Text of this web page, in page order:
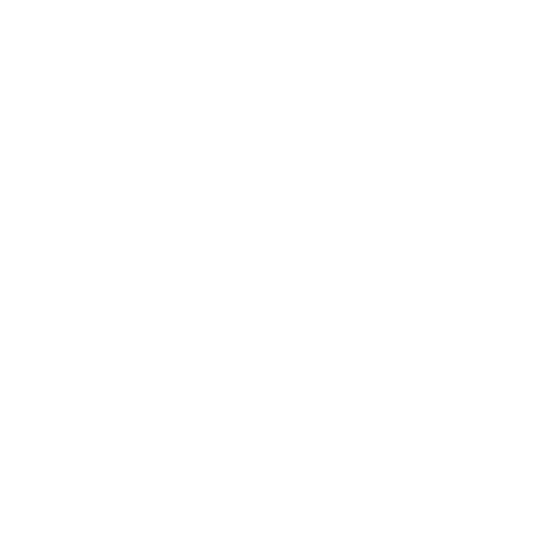
GT-G3812, GT-G3818, GT-G3858, GT-G3868V, GT-G7102, GT-
GT-I5700L, GT-I5800, GT-I5800L, GT-I5801, GT-I6210, GT-I6220,
GT-I8000H, GT-I8000L, GT-I8000N, GT-I8000T, GT-I8000U, GT-
GT-i8262D, GT-i8262E, GT-i8262L, GT-I8268, GT-I8320, GT-
GT-I8910, GT-I8910H, GT-I8910U, GT-I9000, GT-I9000B, GT-
GT-I9060C, GT-I9060I, GT-i9060L, GT-I9060M, GT-i9063T, GT-
GT-I9105P, GT-I9108, GT-i9128, GT-I9150, GT-I9152, GT-I9188,
GT-I9230, GT-I9235, GT-I9250, GT-I9295, GT-i9300, GT-I9300I,
GT-I9515L, GT-M1360, GT-M2310, GT-M2510, GT-M2510C, GT-
M3510C, GT-M3510L, GT-M3710, GT-M5650, GT-M5650C, GT-
GT-M8800H, GT-M8800J, GT-M8800L, GT-M8800N, GT-M8910,
P1000T, GT-P1010, GT-P1013, GT-P3100, GT-P5210, GT-P5220, GT-
GT-S3110, GT-S3110C, GT-S3310, GT-S3310C, GT-S3310I, GT-
GT-S3550, GT-S3550C, GT-S3550L, GT-S3550M, GT-S3600, GT-
S3653W, GT-S3710C, GT-S3770, GT-S3778, GT-S3778V, GT-
S5230, GT-S5230C, GT-S5230G, GT-S5230M, GT-S5230N, GT-
S5260L, GT-S5263, GT-S5270L, GT-S5300B, GT-S5301, GT-S5301B,
GT-S5312, GT-S5312B, GT-S5312L, GT-S5330, GT-S5333, GT-